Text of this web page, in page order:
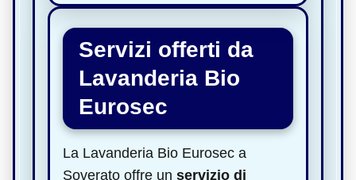
Servizi offerti da
Lavanderia Bio
Eurosec
La Lavanderia Bio Eurosec a
Soverato offre un servizio di